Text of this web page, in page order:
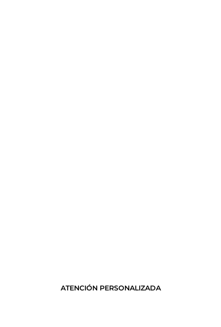
ATENCIÓN PERSONALIZADA